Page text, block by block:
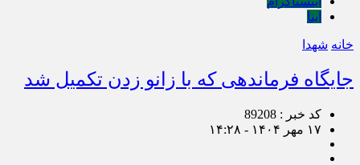
ایتا
خانه شهدا
جایگاه فرماندهی که با زانو زدن تکمیل شد
کد خبر : 89208
۱۷ مهر ۱۴۰۴ - ۱۴:۲۸